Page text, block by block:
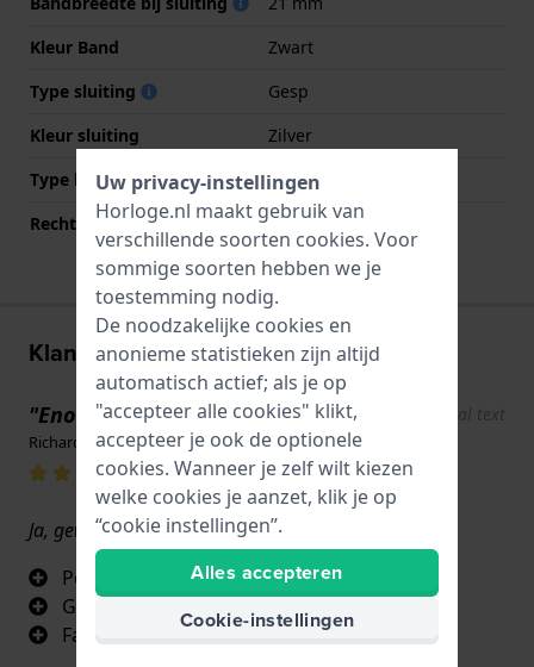
Kleur Band
Zwart
Type sluiting
Gesp
Kleur sluiting
Zilver
Type bevestiging
Bandpennen
Rechte bandaanzet
Nee
Klantenreviews
"Enorm" Show original text
Richard Forrest · 17 juni 2022
Ja, geweldige kwaliteit
Perfecte vervanging
Gemakkelijk aan te brengen
Fatsoenlijke prijs
Uw privacy-instellingen
Horloge.nl maakt gebruik van
verschillende soorten cookies. Voor
sommige soorten hebben we je
toestemming nodig.
De noodzakelijke cookies en
anonieme statistieken zijn altijd
automatisch actief; als je op
"accepteer alle cookies" klikt,
accepteer je ook de optionele
cookies. Wanneer je zelf wilt kiezen
welke cookies je aanzet, klik je op
“cookie instellingen”.
Alles accepteren
Cookie-instellingen